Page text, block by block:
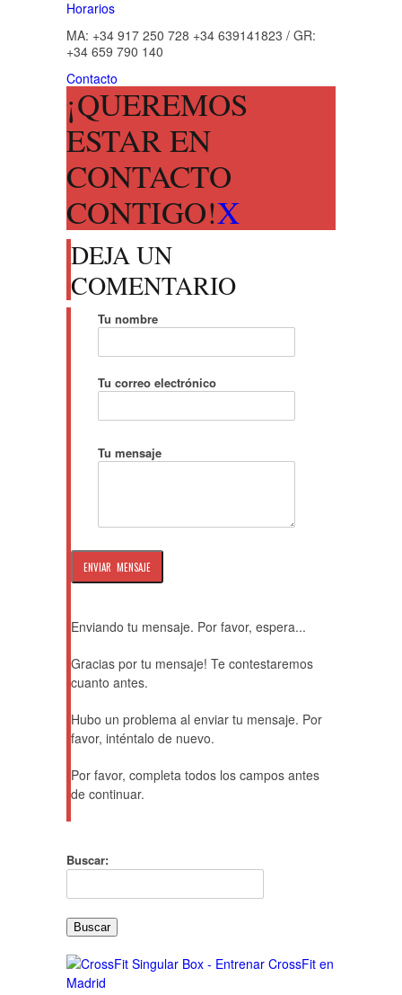
Horarios
MA: +34 917 250 728 +34 639141823 / GR:
+34 659 790 140
Contacto
¡QUEREMOS
ESTAR EN
CONTACTO
CONTIGO!X
DEJA UN
COMENTARIO
Tu nombre
Tu correo electrónico
Tu mensaje
Enviando tu mensaje. Por favor, espera...
Gracias por tu mensaje! Te contestaremos
cuanto antes.
Hubo un problema al enviar tu mensaje. Por
favor, inténtalo de nuevo.
Por favor, completa todos los campos antes
de continuar.
Buscar: